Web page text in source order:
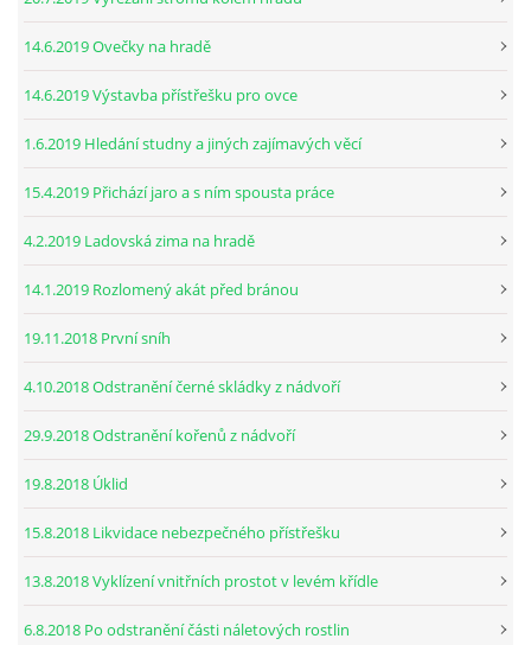
14.6.2019 Ovečky na hradě
14.6.2019 Výstavba přístřešku pro ovce
1.6.2019 Hledání studny a jiných zajímavých věcí
15.4.2019 Přichází jaro a s ním spousta práce
4.2.2019 Ladovská zima na hradě
14.1.2019 Rozlomený akát před bránou
19.11.2018 První sníh
4.10.2018 Odstranění černé skládky z nádvoří
29.9.2018 Odstranění kořenů z nádvoří
19.8.2018 Úklid
15.8.2018 Likvidace nebezpečného přístřešku
13.8.2018 Vyklízení vnitřních prostot v levém křídle
6.8.2018 Po odstranění části náletových rostlin